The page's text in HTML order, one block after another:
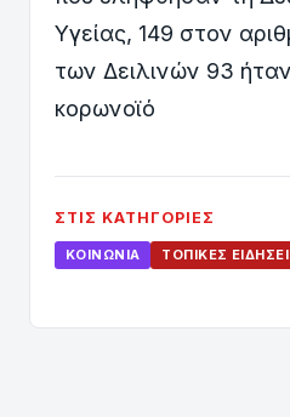
Υγείας, 149 στον
των Δειλινών 93
κορωνοϊό
ΣΤΙΣ ΚΑΤΗΓΟΡΊΕΣ
ΚΟΙΝΩΝΊΑ ΤΟΠΙΚΈΣ